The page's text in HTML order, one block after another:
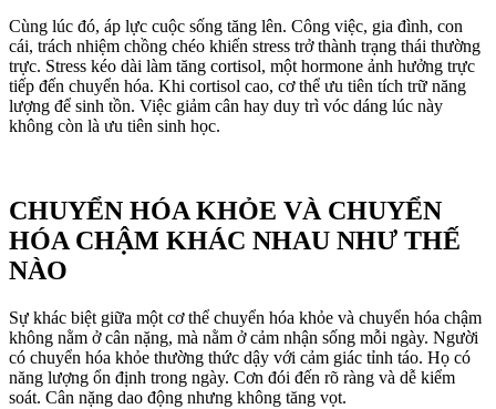
Cùng lúc đó, áp lực cuộc sống tăng lên. Công việc, gia đình, con
cái, trách nhiệm chồng chéo khiến stress trở thành trạng thái thường
trực. Stress kéo dài làm tăng cortisol, một hormone ảnh hưởng trực
tiếp đến chuyển hóa. Khi cortisol cao, cơ thể ưu tiên tích trữ năng
lượng để sinh tồn. Việc giảm cân hay duy trì vóc dáng lúc này
không còn là ưu tiên sinh học.
CHUYỂN HÓA KHỎE VÀ CHUYỂN
HÓA CHẬM KHÁC NHAU NHƯ THẾ
NÀO
Sự khác biệt giữa một cơ thể chuyển hóa khỏe và chuyển hóa chậm
không nằm ở cân nặng, mà nằm ở cảm nhận sống mỗi ngày. Người
có chuyển hóa khỏe thường thức dậy với cảm giác tỉnh táo. Họ có
năng lượng ổn định trong ngày. Cơn đói đến rõ ràng và dễ kiểm
soát. Cân nặng dao động nhưng không tăng vọt.